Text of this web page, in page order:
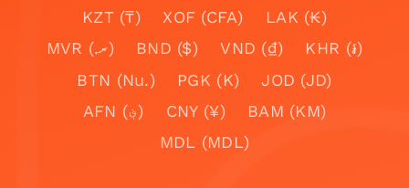
KZT (₸)
XOF (CFA)
LAK (₭)
MVR (.ރ)
BND ($) VND (₫)
KHR (៛)
BTN (Nu.)
PGK (K)
JOD (JD)
AFN (؋)
CNY (¥)
BAM (KM)
MDL (MDL)